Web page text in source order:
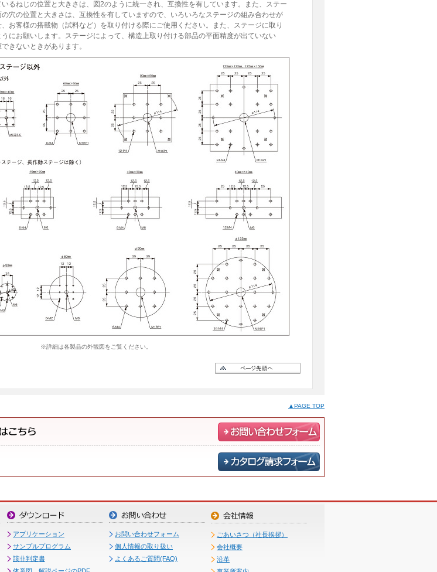
るねじの位置と大きさは、図2のように統一され、互換性を有しています。また、ステー
穴の位置と大きさは、互換性を有していますので、いろいろなステージの組み合わせが
お客様の搭載物（試料など）を取り付ける際にご使用ください。また、ステージに取り
にお願いします。ステージによって、構造上取り付ける部品の平面精度が出ていない
きないときがあります。
※詳細は各製品の外観図をご覧ください。
▲PAGE TOP
アプリケーション
サンプルプログラム
該非判定書
お問い合わせフォーム
個人情報の取り扱い
よくあるご質問(FAQ)
ごあいさつ（社長挨拶）
会社概要
沿革